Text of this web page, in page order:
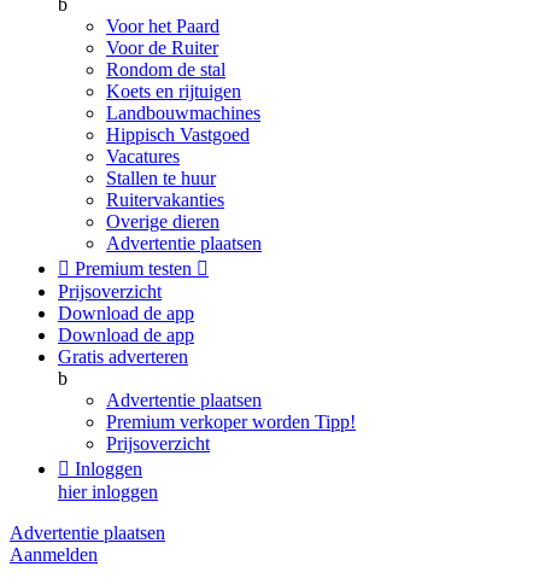
b
Voor het Paard
Voor de Ruiter
Rondom de stal
Koets en rijtuigen
Landbouwmachines
Hippisch Vastgoed
Vacatures
Stallen te huur
Ruitervakanties
Overige dieren
Advertentie plaatsen
 Premium testen 
Prijsoverzicht
Download de app
Download de app
Gratis adverteren
b
Advertentie plaatsen
Premium verkoper worden Tipp!
Prijsoverzicht
 Inloggen
hier inloggen
Advertentie plaatsen
Aanmelden